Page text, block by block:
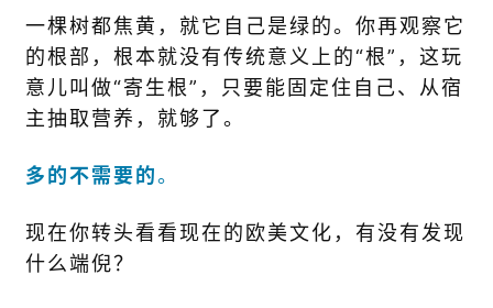
一棵树都焦黄，就它自己是绿的。你再观察它
的根部，根本就没有传统意义上的“根”，这玩
意儿叫做“寄生根”，只要能固定住自己、从宿
主抽取营养，就够了。
多的不需要的。
现在你转头看看现在的欧美文化，有没有发现
什么端倪？